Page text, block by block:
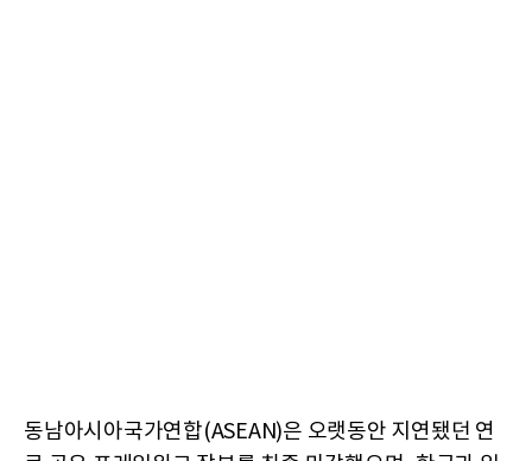
동남아시아국가연합(ASEAN)은 오랫동안 지연됐던 연